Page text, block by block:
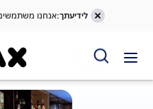
דלג אל תפריט ניווט
דלג אל תוכן ראשי
דלג אל תחתית העמוד
לידיעתך:אנחנו